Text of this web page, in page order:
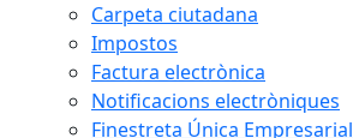
Carpeta ciutadana
Impostos
Factura electrònica
Notificacions electròniques
Finestreta Única Empresarial